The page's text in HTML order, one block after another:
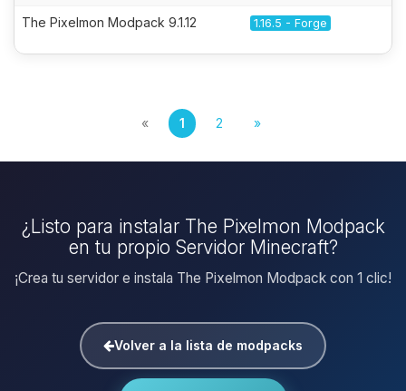
The Pixelmon Modpack 9.1.12 1.16.5 - Forge
« 1 2 »
¿Listo para instalar The Pixelmon Modpack
en tu propio Servidor Minecraft?
¡Crea tu servidor e instala The Pixelmon Modpack con 1 clic!
Volver a la lista de modpacks